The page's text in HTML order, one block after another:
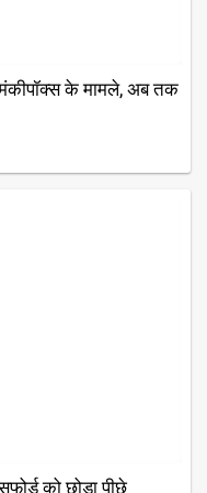
के मामले, अब तक
को छोड़ा पीछे